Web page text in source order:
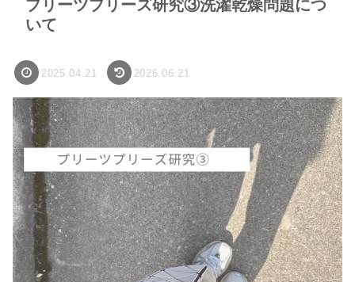
プリーツプリーズ研究③洗濯乾燥問題につ
いて
2025.04.21 2026.06.21